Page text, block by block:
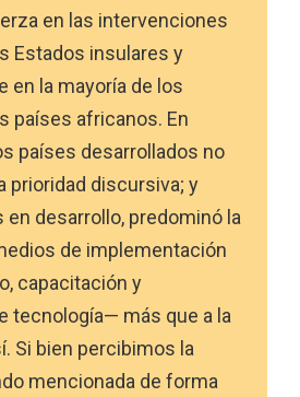
en las intervenciones
Estados insulares y
en la mayoría de los
países africanos. En
países desarrollados no
prioridad discursiva; y
desarrollo, predominó la
de implementación
capacitación y
tecnología— más que a la
Si bien percibimos la
mencionada de forma